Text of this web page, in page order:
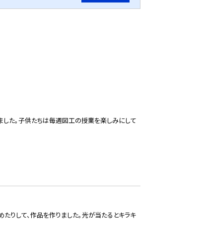
た。子供たちは毎週図工の授業を楽しみにして
りして、作品を作りました。光が当たるとキラキ